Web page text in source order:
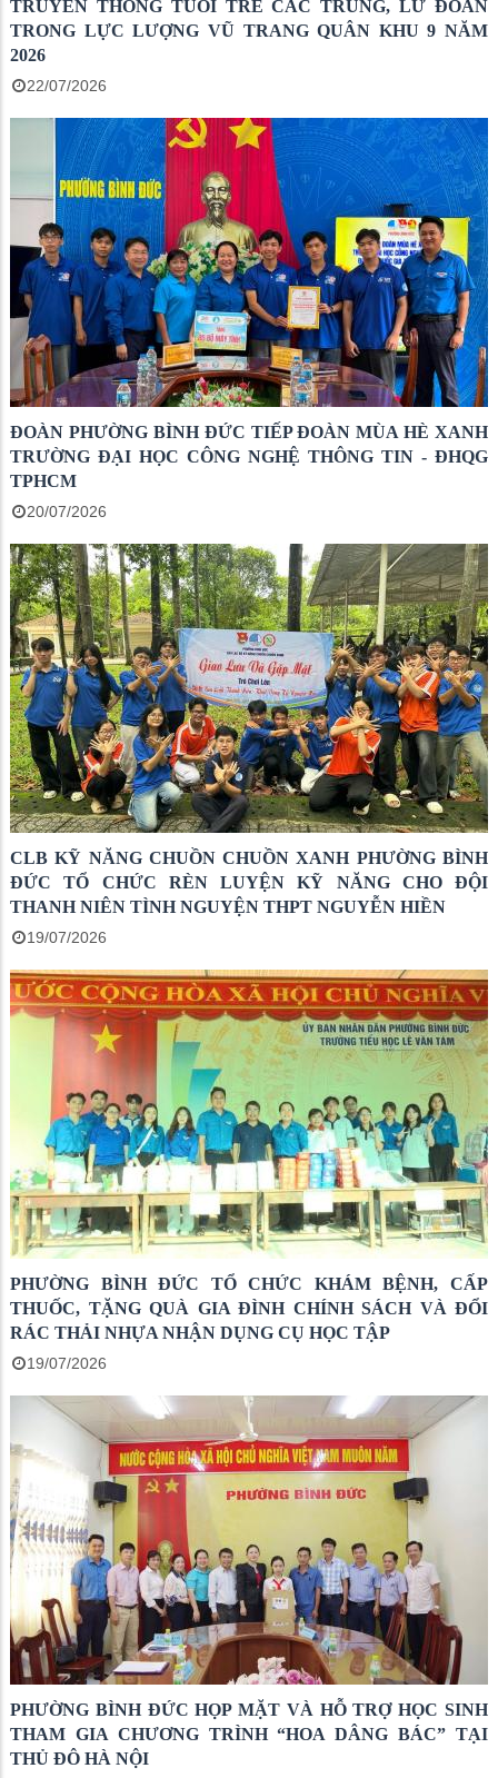
TRUYỀN THỐNG TUỔI TRẺ CÁC TRUNG, LỮ ĐOÀN
TRONG LỰC LƯỢNG VŨ TRANG QUÂN KHU 9 NĂM
2026
22/07/2026
ĐOÀN PHƯỜNG BÌNH ĐỨC TIẾP ĐOÀN MÙA HÈ XANH
TRƯỜNG ĐẠI HỌC CÔNG NGHỆ THÔNG TIN - ĐHQG
TPHCM
20/07/2026
CLB KỸ NĂNG CHUỒN CHUỒN XANH PHƯỜNG BÌNH
ĐỨC TỔ CHỨC RÈN LUYỆN KỸ NĂNG CHO ĐỘI
THANH NIÊN TÌNH NGUYỆN THPT NGUYỄN HIỀN
19/07/2026
PHƯỜNG BÌNH ĐỨC TỔ CHỨC KHÁM BỆNH, CẤP
THUỐC, TẶNG QUÀ GIA ĐÌNH CHÍNH SÁCH VÀ ĐỔI
RÁC THẢI NHỰA NHẬN DỤNG CỤ HỌC TẬP
19/07/2026
PHƯỜNG BÌNH ĐỨC HỌP MẶT VÀ HỖ TRỢ HỌC SINH
THAM GIA CHƯƠNG TRÌNH “HOA DÂNG BÁC” TẠI
THỦ ĐÔ HÀ NỘI